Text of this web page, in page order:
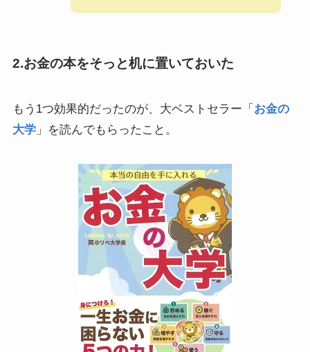
2.お金の本をそっと机に置いておいた
もう1つ効果的だったのが、大ベストセラー「 お金の
大学」を読んでもらったこと。